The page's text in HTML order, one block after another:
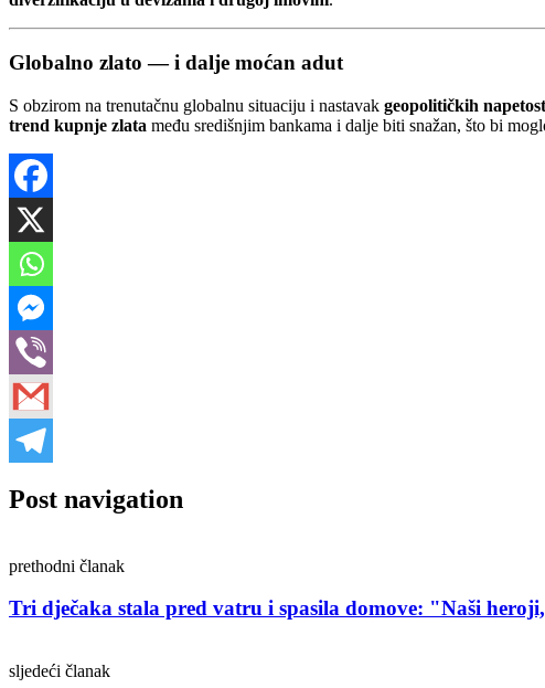
Globalno zlato — i dalje moćan adut
S obzirom na trenutačnu globalnu situaciju i nastavak geopolitičkih
trend kupnje zlata među središnjim bankama i dalje biti snažan, što bi
Post navigation
prethodni članak
Tri dječaka stala pred vatru i spasila domove: "Naši
sljedeći članak